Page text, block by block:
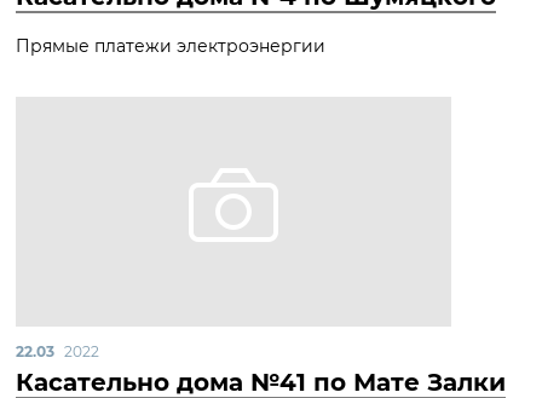
Прямые платежи электроэнергии
22.03 2022
Касательно дома №41 по Мате Залки